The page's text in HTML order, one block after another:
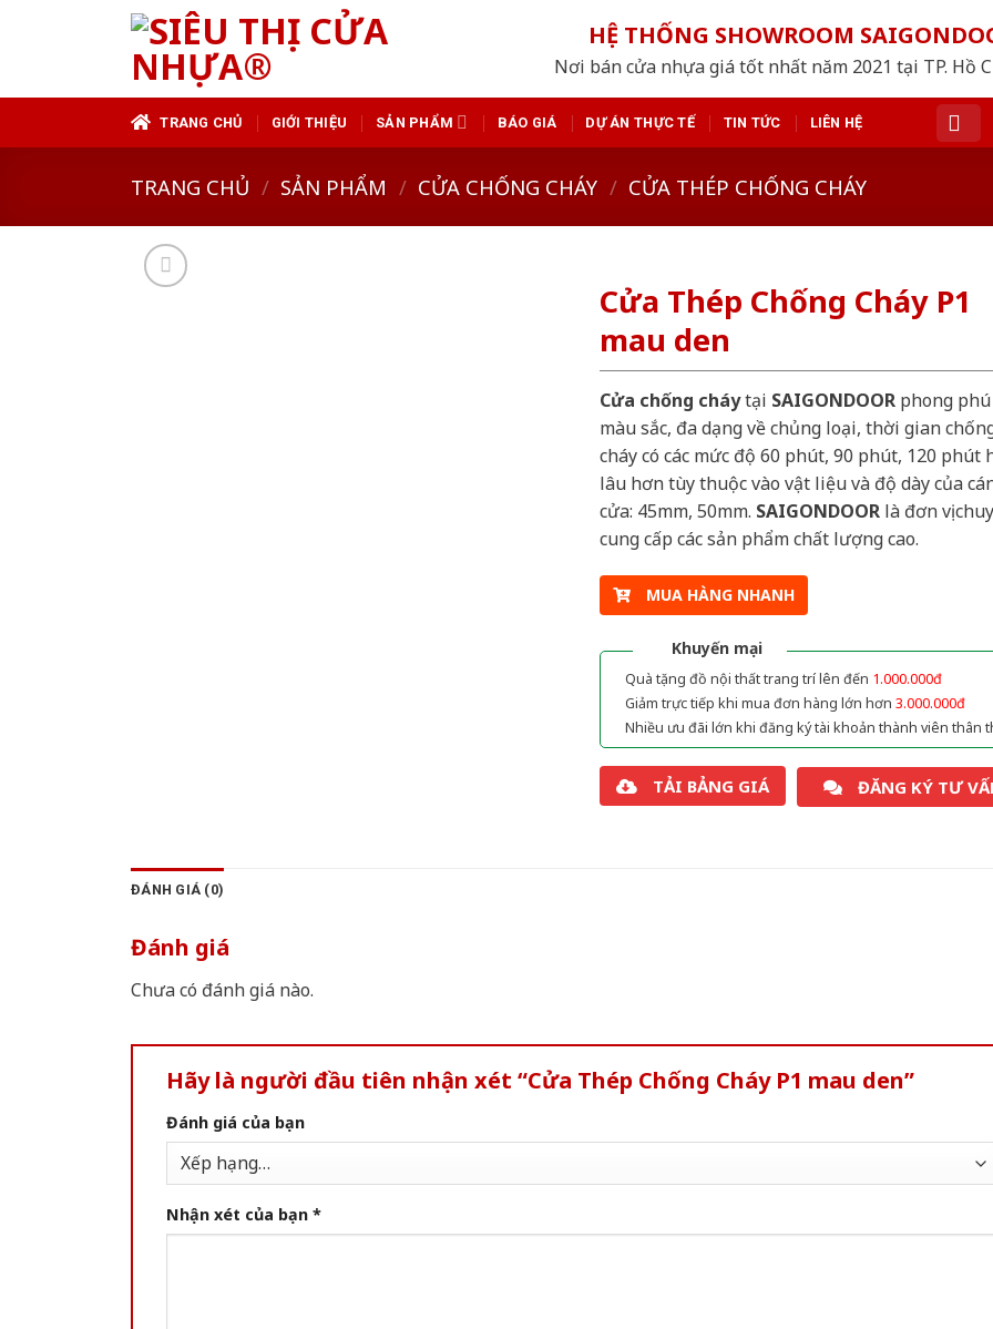
HỆ THỐNG SHOWROOM
Nơi bán cửa nhựa giá tốt nhất năm 2021 tại TP. Hồ
TRANG CHỦ GIỚI THIỆU SẢN PHẨM BÁO GIÁ DỰ ÁN THỰC TẾ TIN TỨC LIÊN HỆ
TRANG CHỦ / SẢN PHẨM / CỬA CHỐNG CHÁY / CỬA THÉP CHỐNG CHÁY
Cửa Thép Chống Cháy P1
mau den
Cửa chống cháytại SAIGONDOORphong phú
màu sắc, đa dạng về chủng loại, thời gian
cháy có các mức độ 60 phút, 90 phút, 120 phút
lâu hơn tùy thuộc vào vật liệu và độ dày của
cửa: 45mm, 50mm. SAIGONDOORlà đơn vị
cung cấp các sản phẩm chất lượng cao.
MUA HÀNG NHANH
Khuyến mại
Quà tặng đồ nội thất trang trí lên đến 1.000.000đ
Giảm trực tiếp khi mua đơn hàng lớn hơn 3.000.000đ
Nhiều ưu đãi lớn khi đăng ký tài khoản thành viên thân
TẢI BẢNG GIÁ ĐĂNG KÝ TƯ
ĐÁNH GIÁ (0)
Đánh giá
Chưa có đánh giá nào.
Hãy là người đầu tiên nhận xét “Cửa Thép Chống Cháy P1 mau den”
Đánh giá của bạn
Nhận xét của bạn *